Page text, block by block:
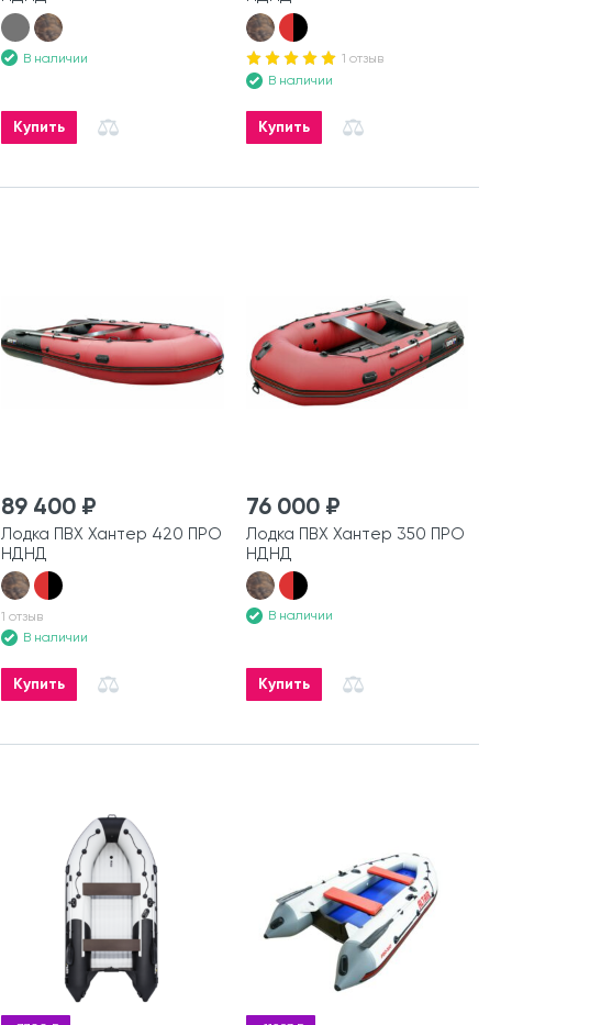
В наличии
Купить
1 отзыв
В наличии
Купить
89 400 ₽
Лодка ПВХ Хантер 420 ПРО
НДНД
1 отзыв
В наличии
Купить
76 000 ₽
Лодка ПВХ Хантер 350 ПРО
НДНД
В наличии
Купить